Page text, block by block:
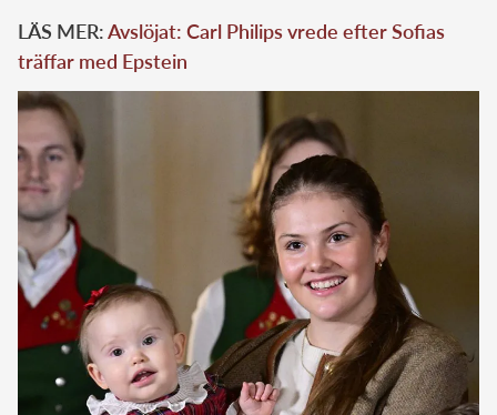
LÄS MER:Avslöjat: Carl Philips vrede efter Sofias
träffar med Epstein